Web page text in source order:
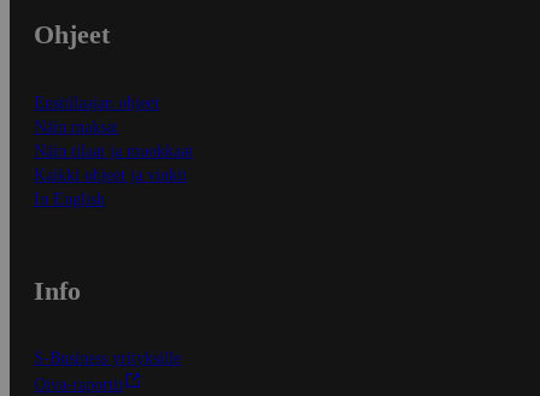
Ohjeet
Ensitilaajan ohjeet
Näin maksat
Näin tilaat ja muokkaat
Kaikki ohjeet ja vinkit
In English
Info
S-Business yrityksille
Oiva-raportit